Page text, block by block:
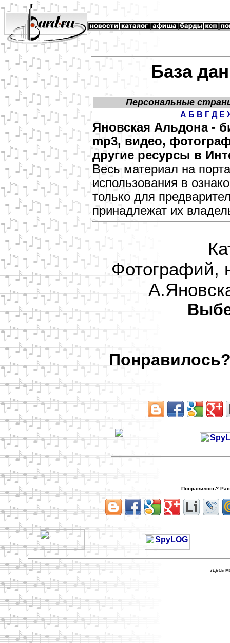
База
Персональные
А Б В Г Д Е
Яновская Альдона -
mp3, видео,
другие ресурсы в
Весь материал на
использования в
только для
принадлежат их
Фотографий,
Понравилось?
здесь